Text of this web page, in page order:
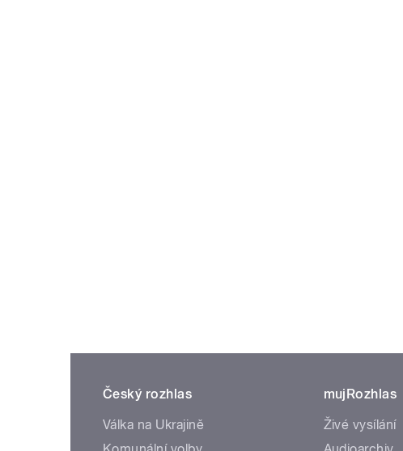
Český rozhlas
Válka na Ukrajině
mujRozhlas
Živé vysílání